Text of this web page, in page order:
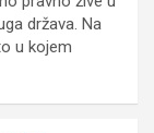
država. Na
u kojem